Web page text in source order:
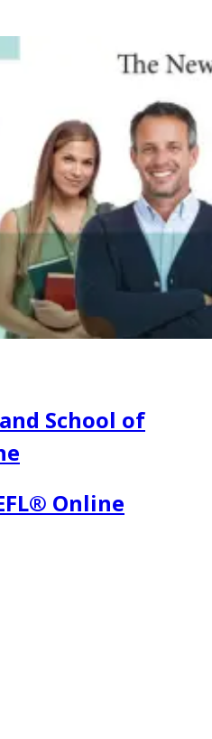
School of
Online